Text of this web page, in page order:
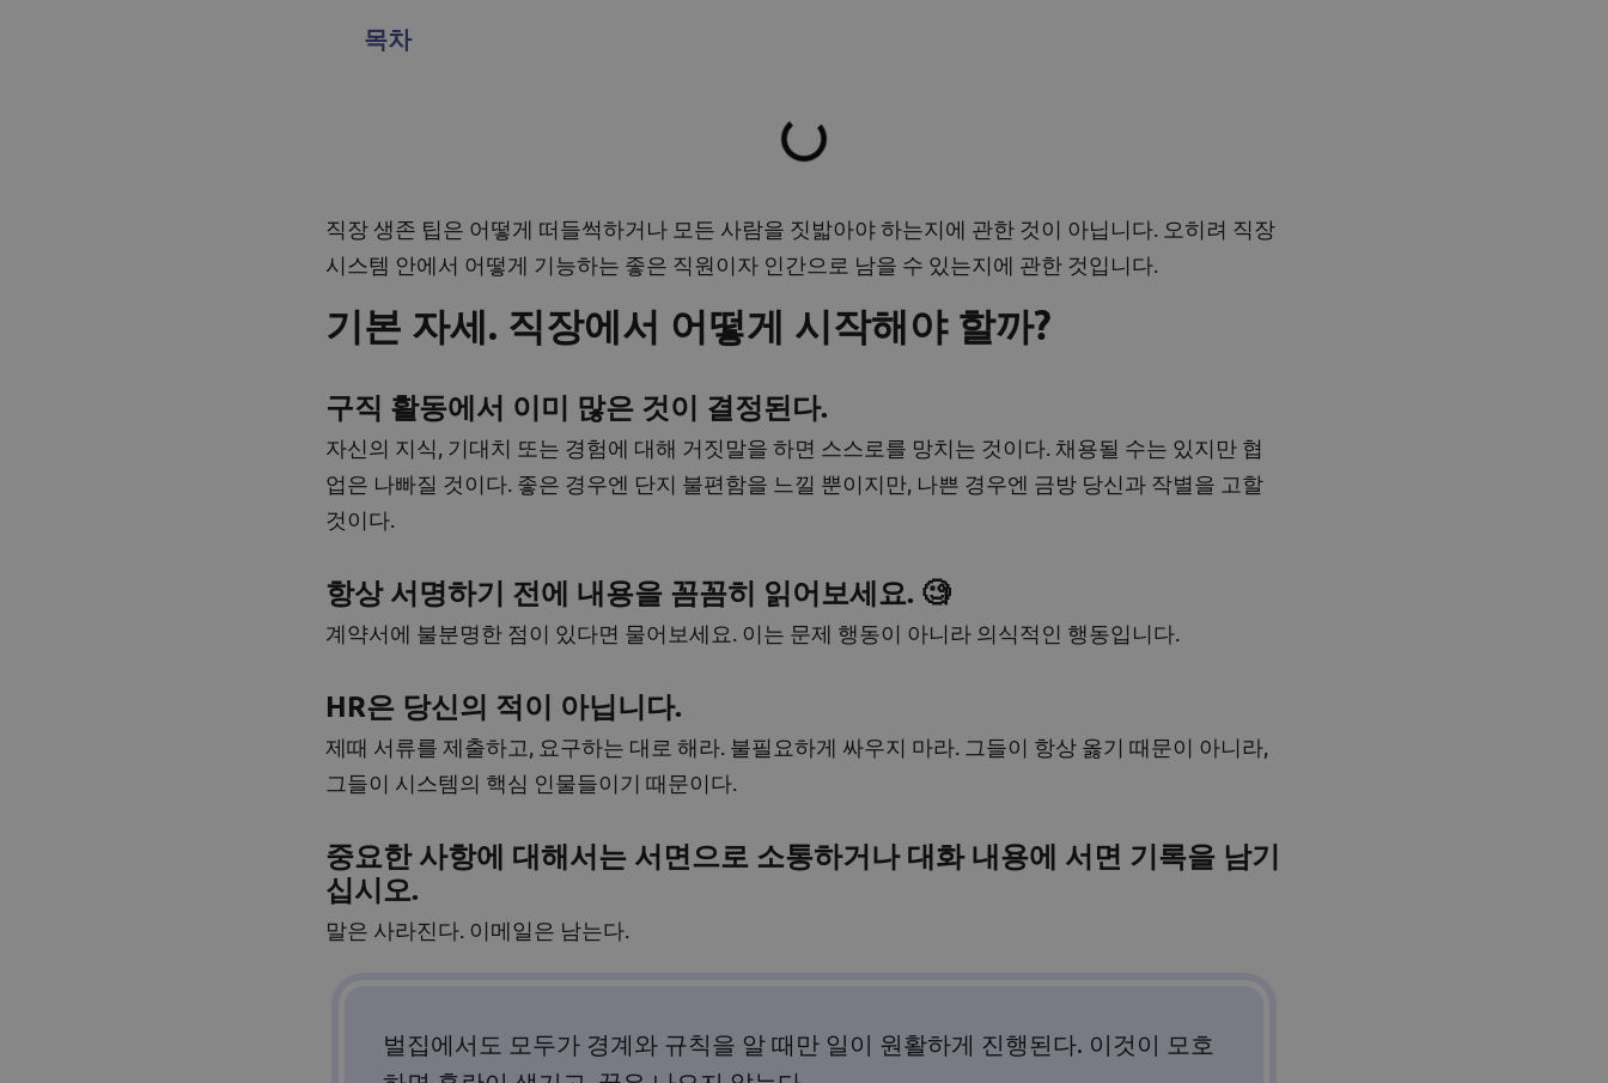
목차
직장 생존 팁은 어떻게 떠들썩하거나 모든 사람을 짓밟아야 하는지에 관한 것이 아닙니다. 오히려 직장
시스템 안에서 어떻게 기능하는 좋은 직원이자 인간으로 남을 수 있는지에 관한 것입니다.
기본 자세. 직장에서 어떻게 시작해야 할까?
구직 활동에서 이미 많은 것이 결정된다.
자신의 지식, 기대치 또는 경험에 대해 거짓말을 하면 스스로를 망치는 것이다. 채용될 수는 있지만 협
업은 나빠질 것이다. 좋은 경우엔 단지 불편함을 느낄 뿐이지만, 나쁜 경우엔 금방 당신과 작별을 고할
것이다.
항상 서명하기 전에 내용을 꼼꼼히 읽어보세요. 🧐
계약서에 불분명한 점이 있다면 물어보세요. 이는 문제 행동이 아니라 의식적인 행동입니다.
HR은 당신의 적이 아닙니다.
제때 서류를 제출하고, 요구하는 대로 해라. 불필요하게 싸우지 마라. 그들이 항상 옳기 때문이 아니라,
그들이 시스템의 핵심 인물들이기 때문이다.
중요한 사항에 대해서는 서면으로 소통하거나 대화 내용에 서면 기록을 남기
십시오.
말은 사라진다. 이메일은 남는다.
벌집에서도 모두가 경계와 규칙을 알 때만 일이 원활하게 진행된다. 이것이 모호